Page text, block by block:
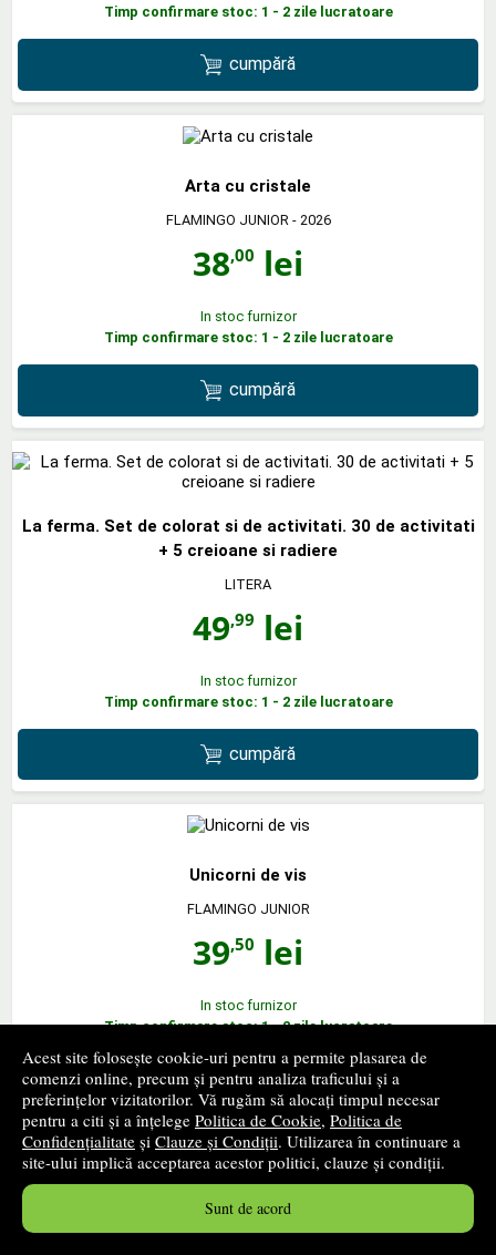
Acest site folosește cookie-uri pentru a permite plasarea de
comenzi online, precum și pentru analiza traficului și a
preferințelor vizitatorilor. Vă rugăm să alocați timpul necesar
pentru a citi și a înțelege Politica de Cookie, Politica de
Confidențialitate și Clauze și Condiții. Utilizarea în continuare a
site-ului implică acceptarea acestor politici, clauze și condiții.
Sunt de acord
Timp confirmare stoc: 1 - 2 zile lucratoare
cumpără
Arta cu cristale
FLAMINGO JUNIOR - 2026
38,00 lei
In stoc furnizor
Timp confirmare stoc: 1 - 2 zile lucratoare
cumpără
La ferma. Set de colorat si de activitati. 30 de activitati
+ 5 creioane si radiere
LITERA
49,99 lei
In stoc furnizor
Timp confirmare stoc: 1 - 2 zile lucratoare
cumpără
Unicorni de vis
FLAMINGO JUNIOR
39,50 lei
In stoc furnizor
Timp confirmare stoc: 1 - 2 zile lucratoare
cumpără
Dulciuri si pufosenii
FLAMINGO GD